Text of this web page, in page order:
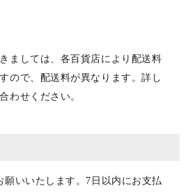
ましては、各百貨店により配送料
ので、配送料が異なります。詳し
わせください。
願いいたします。7日以内にお支払